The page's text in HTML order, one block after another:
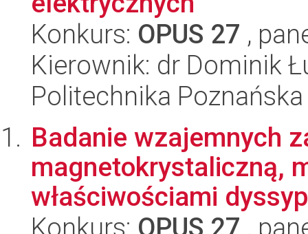
Konkurs: OPUS 27 ,
Kierownik: dr Dominik
Politechnika Poznańska
Badanie wzajemnych
magnetokrystaliczną,
właściwościami
Konkurs: OPUS 27 ,